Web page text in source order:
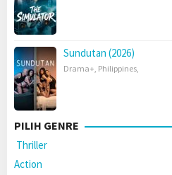
Sundutan (2026)
Drama+, Philippines,
PILIH GENRE
Thriller
Action